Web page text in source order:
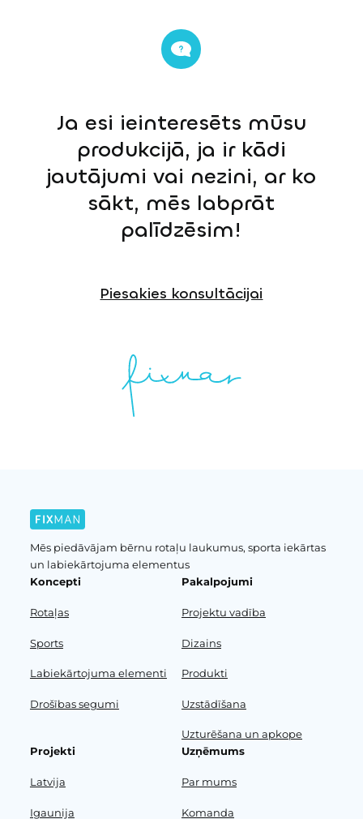
Ja esi ieinteresēts mūsu
produkcijā, ja ir kādi
jautājumi vai nezini, ar ko
sākt, mēs labprāt
palīdzēsim!
Piesakies konsultācijai
Mēs piedāvājam bērnu rotaļu laukumus, sporta iekārtas
un labiekārtojuma elementus
Koncepti
Rotaļas
Sports
Labiekārtojuma elementi
Drošības segumi
Pakalpojumi
Projektu vadība
Dizains
Produkti
Uzstādīšana
Uzturēšana un apkope
Projekti
Latvija
Igaunija
Uzņēmums
Par mums
Komanda